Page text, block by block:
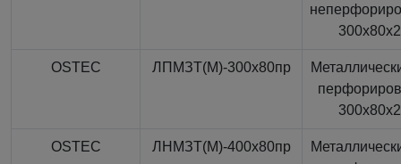
OSTEC ЛПМЗТ(М)-300x80пр
OSTEC ЛНМЗТ(М)-400x80пр